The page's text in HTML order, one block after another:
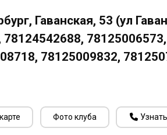
Гаванская, 53 (ул
78124542688,
78125009832,
Фото клуба